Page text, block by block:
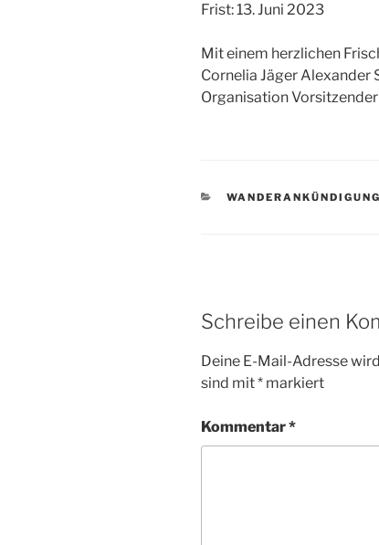
Frist: 13. Juni 2023
Mit einem herzlichen
Cornelia Jäger Alexander
Organisation Vorsitzender
KATEGORIEN
Schreibe einen
Deine E-Mail-Adresse
sind mit* markiert
Kommentar*